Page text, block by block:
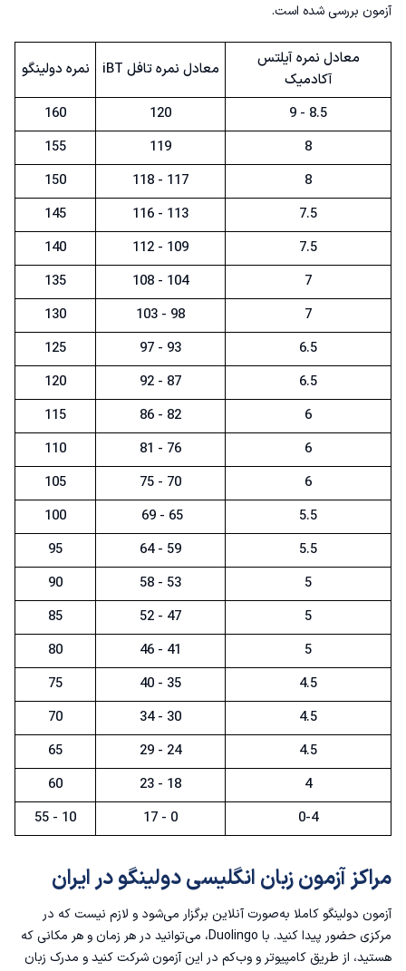
آزمون بررسی شده است.
معادل نمره آیلتس
آکادمیک
معادل نمره تافل iBT نمره دولینگو
8.5 - 9
120
160
8
119
155
8
117 - 118
150
7.5
113 - 116
145
7.5
109 - 112
140
7
104 - 108
135
7
98 - 103
130
6.5
93 - 97
125
6.5
87 - 92
120
6
82 - 86
115
6
76 - 81
110
6
70 - 75
105
5.5
65 - 69
100
5.5
59 - 64
95
5
53 - 58
90
5
47 - 52
85
5
41 - 46
80
4.5
35 - 40
75
4.5
30 - 34
70
4.5
24 - 29
65
4
18 - 23
60
0-4
0 - 17
10 - 55
مراکز آزمون زبان انگلیسی دولینگو در ایران
آزمون دولینگو کاملا به‌صورت آنلاین برگزار می‌شود و لازم نیست که در
مرکزی حضور پیدا کنید. با Duolingo، می‌توانید در هر زمان و هر مکانی که
هستید، از طریق کامپیوتر و وب‌کم در این آزمون شرکت کنید و مدرک زبان